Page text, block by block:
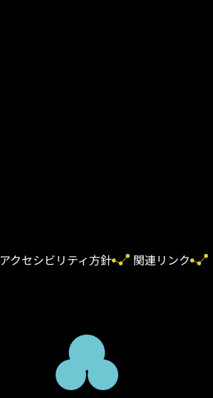
アクセシビリティ方針 関連リンク